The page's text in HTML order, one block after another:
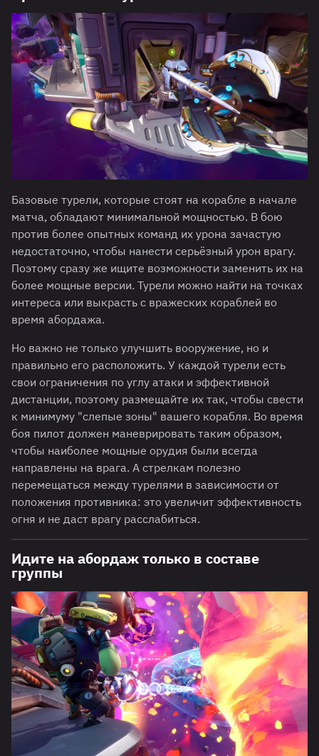
Базовые турели, которые стоят на корабле в начале
матча, обладают минимальной мощностью. В бою
против более опытных команд их урона зачастую
недостаточно, чтобы нанести серьёзный урон врагу.
Поэтому сразу же ищите возможности заменить их на
более мощные версии. Турели можно найти на точках
интереса или выкрасть с вражеских кораблей во
время абордажа.
Но важно не только улучшить вооружение, но и
правильно его расположить. У каждой турели есть
свои ограничения по углу атаки и эффективной
дистанции, поэтому размещайте их так, чтобы свести
к минимуму "слепые зоны" вашего корабля. Во время
боя пилот должен маневрировать таким образом,
чтобы наиболее мощные орудия были всегда
направлены на врага. А стрелкам полезно
перемещаться между турелями в зависимости от
положения противника: это увеличит эффективность
огня и не даст врагу расслабиться.
Идите на абордаж только в составе
группы